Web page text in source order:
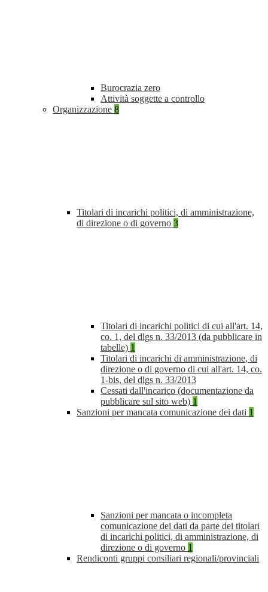
Burocrazia zero
Attività soggette a controllo
Organizzazione 8
Titolari di incarichi politici, di amministrazione,
di direzione o di governo 3
Titolari di incarichi politici di cui all'art. 14,
co. 1, del dlgs n. 33/2013 (da pubblicare in
tabelle) 1
Titolari di incarichi di amministrazione, di
direzione o di governo di cui all'art. 14, co.
1-bis, del dlgs n. 33/2013
Cessati dall'incarico (documentazione da
pubblicare sul sito web) 1
Sanzioni per mancata comunicazione dei dati 1
Sanzioni per mancata o incompleta
comunicazione dei dati da parte dei titolari
di incarichi politici, di amministrazione, di
direzione o di governo 1
Rendiconti gruppi consiliari regionali/provinciali